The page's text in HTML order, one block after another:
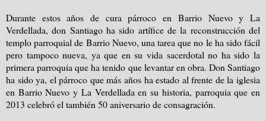
Durante estos años de cura párroco en Barrio Nuevo y La
Verdellada, don Santiago ha sido artífice de la reconstrucción del
templo parroquial de Barrio Nuevo, una tarea que no le ha sido fácil
pero tampoco nueva, ya que en su vida sacerdotal no ha sido la
primera parroquia que ha tenido que levantar en obra. Don Santiago
ha sido ya, el párroco que más años ha estado al frente de la iglesia
en Barrio Nuevo y La Verdellada en su historia, parroquia que en
2013 celebró el también 50 aniversario de consagración.